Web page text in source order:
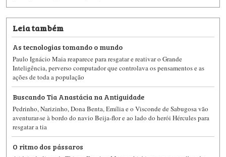
Leia também
As tecnologias tomando o mundo
Paulo Ignácio Maia reaparece para resgatar e reativar o Grande
Inteligência, perverso computador que controlava os pensamentos e as
ações de toda a população
Buscando Tia Anastácia na Antiguidade
Pedrinho, Narizinho, Dona Benta, Emília e o Visconde de Sabugosa vão
aventurar-se à bordo do navio Beija-flor e ao lado do herói Hércules para
resgatar a tia
O ritmo dos pássaros